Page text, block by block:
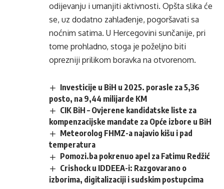
odijevanju i umanjiti aktivnosti. Opšta slika će
se, uz dodatno zahlađenje, pogoršavati sa
noćnim satima. U Hercegovini sunčanije, pri
tome prohladno, stoga je poželjno biti
oprezniji prilikom boravka na otvorenom.
Investicije u BiH u 2025. porasle za 5,36
posto, na 9,44 milijarde KM
CIK BiH – Ovjerene kandidatske liste za
kompenzacijske mandate za Opće izbore u BiH
Meteorolog FHMZ-a najavio kišu i pad
temperatura
Pomozi.ba pokrenuo apel za Fatimu Redžić
Crishock u IDDEEA-i: Razgovarano o
izborima, digitalizaciji i sudskim postupcima